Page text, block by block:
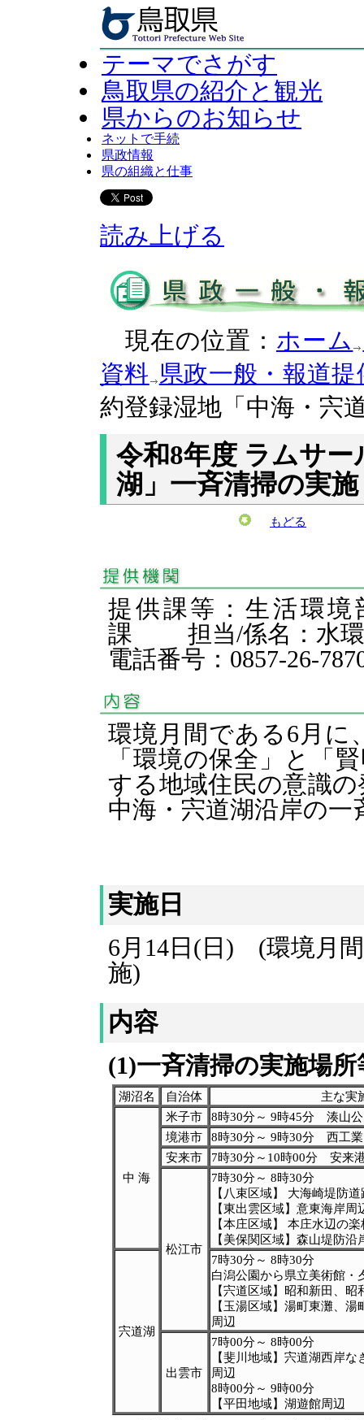
テーマでさがす
鳥取県の紹介と観光
県からのお知らせ
ネットで手続
県政情報
県の組織と仕事
読み上げる
現在の位置： ホーム
資料 県政一般・報道提
約登録湿地「中海・宍
令和8年度 ラムサ
湖」一斉清掃の実施
もどる
提供課等：生活環
課 担当/係名：水
電話番号：0857-26-
環境月間である6月に
「環境の保全」と「
する地域住民の意識
中海・宍道湖沿岸の
実施日
6月14日(日) (環境月
施)
内容
(1)一斉清掃の実施場所
湖沼名 自治体 主な実
中 海
米子市
8時30分～ 9時45分 湊山
境港市
8時30分～ 9時30分 西工
安来市
7時30分～10時00分 安来
松江市
7時30分～ 8時30分
【八束区域】 大海崎堤防
【東出雲区域】意東海岸周
【本庄区域】 本庄水辺の
【美保関区域】森山堤防沿
宍道湖
7時30分～ 8時30分
白潟公園から県立美術館・
【宍道区域】昭和新田、
【玉湯区域】湯町東灘、
周辺
出雲市
7時00分～ 8時00分
【斐川地域】宍道湖西岸
周辺
8時00分～ 9時00分
【平田地域】湖遊館周辺